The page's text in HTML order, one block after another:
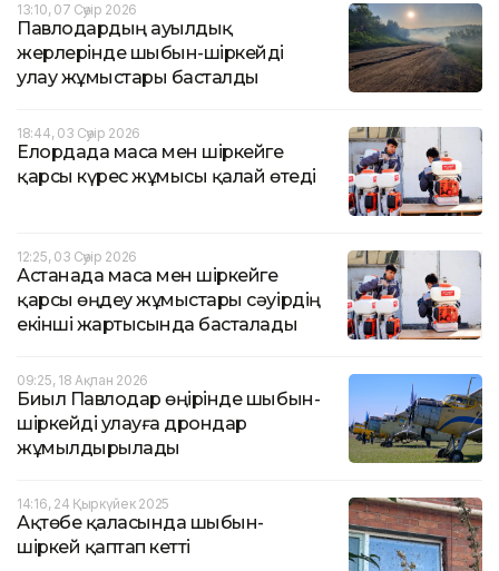
13:10, 07 Сәуір 2026
Павлодардың ауылдық
жерлерінде шыбын-шіркейді
улау жұмыстары басталды
18:44, 03 Сәуір 2026
Елордада маса мен шіркейге
қарсы күрес жұмысы қалай өтеді
12:25, 03 Сәуір 2026
Астанада маса мен шіркейге
қарсы өңдеу жұмыстары сәуірдің
екінші жартысында басталады
09:25, 18 Ақпан 2026
Биыл Павлодар өңірінде шыбын-
шіркейді улауға дрондар
жұмылдырылады
14:16, 24 Қыркүйек 2025
Ақтөбе қаласында шыбын-
шіркей қаптап кетті